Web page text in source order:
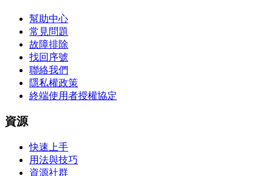
幫助中心
常見問題
故障排除
找回序號
聯絡我們
隱私權政策
終端使用者授權協定
資源
快速上手
用法與技巧
資源社群